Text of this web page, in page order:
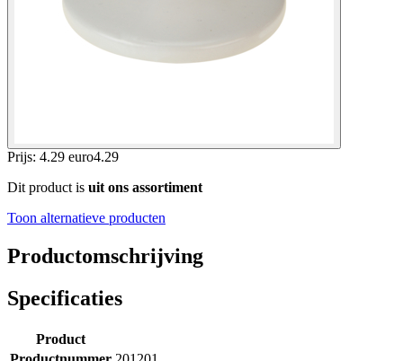
Prijs: 4.29 euro4.29
Dit product is uit ons assortiment
Toon alternatieve producten
Productomschrijving
Specificaties
Product